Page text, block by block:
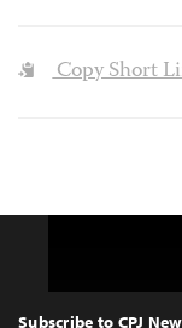
Copy Short
Top
Subscribe to CPJ